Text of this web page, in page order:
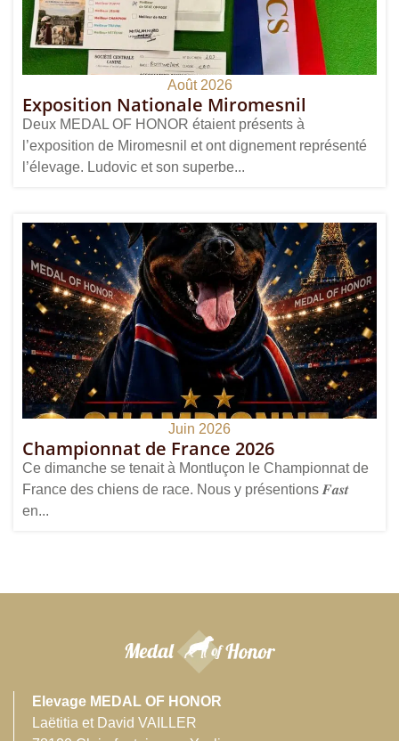
Août 2026
Exposition Nationale Miromesnil
Deux MEDAL OF HONOR étaient présents à
l’exposition de Miromesnil et ont dignement représenté
l’élevage. Ludovic et son superbe...
Juin 2026
Championnat de France 2026
Ce dimanche se tenait à Montluçon le Championnat de
France des chiens de race. Nous y présentions 𝑭𝒂𝒔𝒕
en...
Elevage MEDAL OF HONOR
Laëtitia et David VAILLER